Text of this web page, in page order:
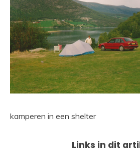
kamperen in een shelter
Links in dit